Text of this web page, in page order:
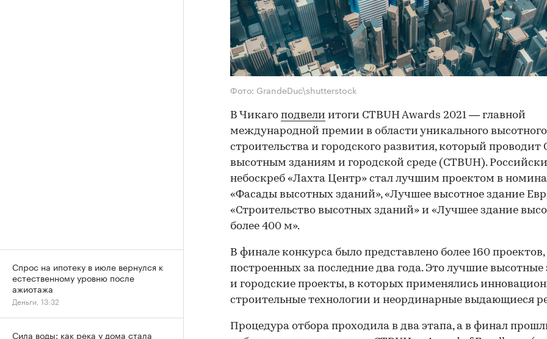
Фото: GrandeDuc\shutterstock
В Чикаго подвели итоги CTBUH Awards 2021 — главной
международной премии в области уникального высотного
строительства и городского развития, который проводит
высотным зданиям и городской среде (CTBUH).
небоскреб «Лахта Центр» стал лучшим проектом в
«Фасады высотных зданий», «Лучшее высотное здание
«Строительство высотных зданий» и «Лучшее здание
более 400 м».
В финале конкурса было представлено более 160 проектов,
построенных за последние два года. Это лучшие высотные
и городские проекты, в которых применялись
строительные технологии и неординарные выдающиеся
Процедура отбора проходила в два этапа, а в финал
Спрос на ипотеку в июле вернулся к
естественному уровню после
ажиотажа
Деньги, 13:32
Сила воды: как река у дома стала